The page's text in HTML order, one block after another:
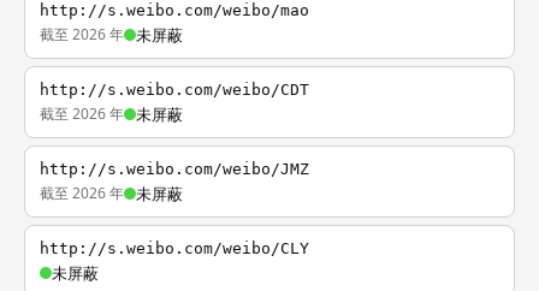
http://s.weibo.com/weibo/mao
截至 2026 年 未屏蔽
http://s.weibo.com/weibo/CDT
截至 2026 年 未屏蔽
http://s.weibo.com/weibo/JMZ
截至 2026 年 未屏蔽
http://s.weibo.com/weibo/CLY
未屏蔽